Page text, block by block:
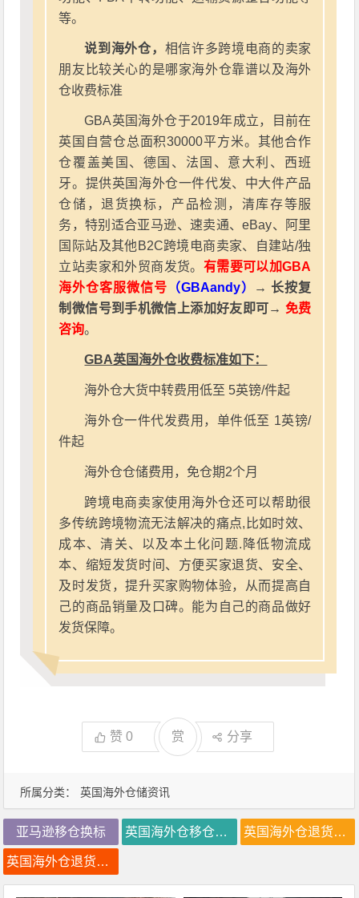
所属分类： 英国海外仓储资讯
等。
说到海外仓， 相信许多跨境电商的卖家
朋友比较关心的是哪家海外仓靠谱以及海外
仓收费标准
GBA英国海外仓于2019年成立，目前在
英国自营仓总面积30000平方米。其他合作
仓覆盖美国、德国、法国、意大利、西班
牙。提供英国海外仓一件代发、中大件产品
仓储，退货换标，产品检测，清库存等服
务，特别适合亚马逊、速卖通、eBay、阿里
国际站及其他B2C跨境电商卖家、自建站/独
立站卖家和外贸商发货。 有需要可以加GBA
海外仓客服微信号 （GBAandy）
→ 长按复
制微信号到手机微信上添加好友即可→ 免费
咨询。
GBA英国海外仓收费标准如下：
海外仓大货中转费用低至 5英镑/件起
海外仓一件代发费用，单件低至 1英镑/
件起
海外仓仓储费用，免仓期2个月
跨境电商卖家使用海外仓还可以帮助很
多传统跨境物流无法解决的痛点,比如时效、
成本、清关、以及本土化问题.降低物流成
本、缩短发货时间、方便买家退货、安全、
及时发货，提升买家购物体验，从而提高自
己的商品销量及口碑。能为自己的商品做好
发货保障。
赞0 赏 分享
亚马逊移仓换标 英国海外仓移仓换标 英国海外仓退货处理
英国海外仓退货检测